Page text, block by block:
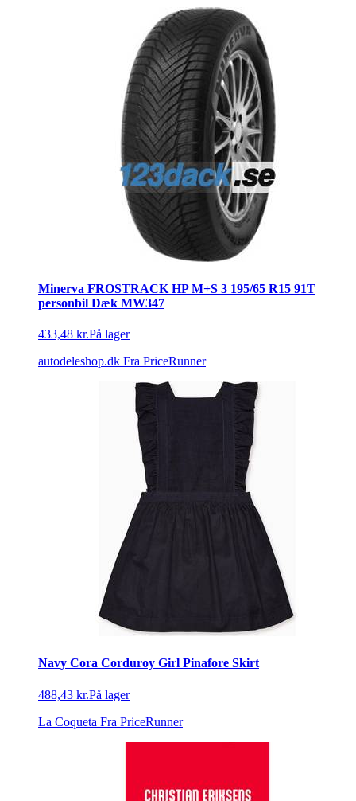
Minerva FROSTRACK HP M+S 3 195/65 R15 91T
personbil Dæk MW347
433,48 kr.På lager
autodeleshop.dk Fra PriceRunner
Navy Cora Corduroy Girl Pinafore Skirt
488,43 kr.På lager
La Coqueta Fra PriceRunner